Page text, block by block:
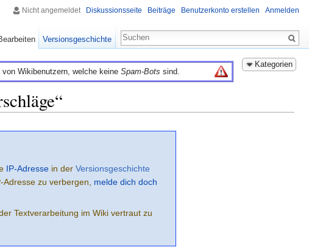
Kategorien
Wikibenutzern, welche keine Spam-Bots sind.
IP-Adresse in der Versionsgeschichte
zu verbergen, melde dich doch
Textverarbeitung im Wiki vertraut zu
Nicht angemeldet Diskussionsseite Beiträge Benutzerkonto erstellen Anmelden
Versionsgeschichte